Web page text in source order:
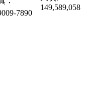
7890
149,589,058